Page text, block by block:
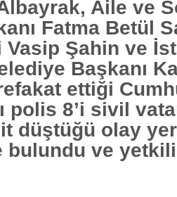
Aile ve
Fatma Betül
Vasip Şahin ve
Başkanı
ettiği
polis 8’i sivil
düştüğü olay
bulundu ve